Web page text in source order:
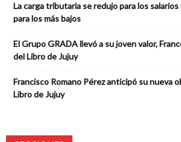
La carga tributaria se redujo para los
para los más bajos
El Grupo GRADA llevó a su joven valor,
del Libro de Jujuy
Francisco Romano Pérez anticipó su nueva
Libro de Jujuy